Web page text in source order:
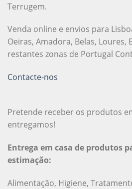
Terrugem.
Venda online e envios para
Oeiras, Amadora, Belas, Loures,
restantes zonas de Portugal
Contacte-nos
Pretende receber os produtos
entregamos!
Entrega em casa de produtos
estimação:
Alimentação, Higiene,